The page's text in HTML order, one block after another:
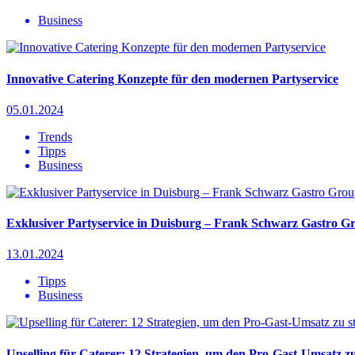
Business
Innovative Catering Konzepte für den modernen Partyservice
05.01.2024
Trends
Tipps
Business
Exklusiver Partyservice in Duisburg – Frank Schwarz Gastro
13.01.2024
Tipps
Business